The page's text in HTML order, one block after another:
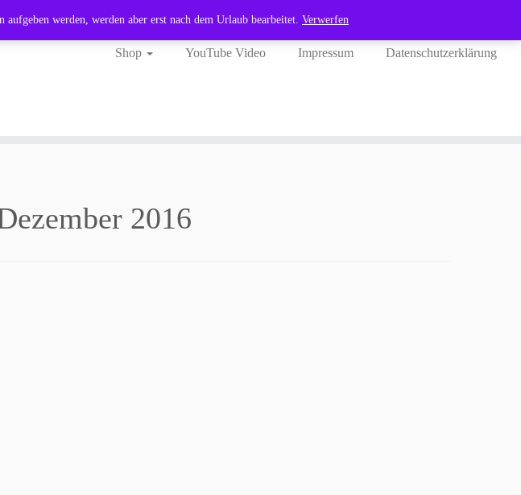
werden, werden aber erst nach dem Urlaub bearbeitet. Verwerfen
Shop YouTube Video Impressum Datenschutzerklärung
2016